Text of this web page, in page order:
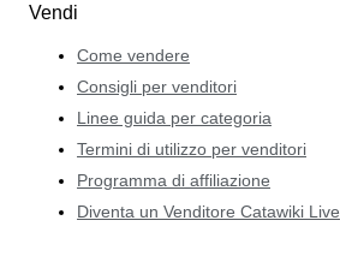
Vendi
Come vendere
Consigli per venditori
Linee guida per categoria
Termini di utilizzo per venditori
Programma di affiliazione
Diventa un Venditore Catawiki Live